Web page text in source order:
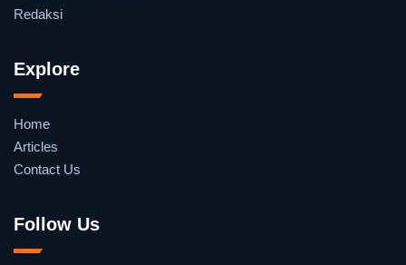
Redaksi
Explore
Home
Articles
Contact Us
Follow Us